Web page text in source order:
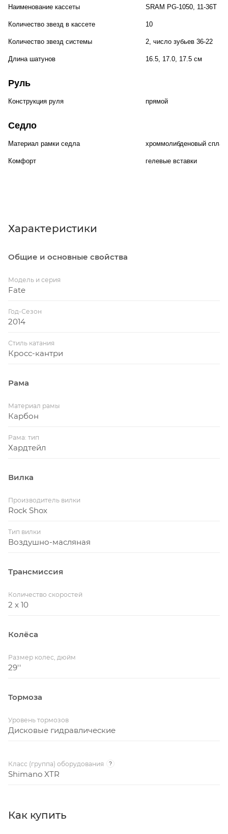
Наименование кассеты SRAM PG-1050, 11-36T
Количество звезд в кассете 10
Количество звезд системы 2, число зубьев 36-22
Длина шатунов 16.5, 17.0, 17.5 см
Руль
Конструкция руля прямой
Седло
Материал рамки седла хроммолибденовый сплав
Комфорт гелевые вставки
Характеристики
Общие и основные свойства
Модель и серия
Fate
Год-Сезон
2014
Стиль катания
Кросс-кантри
Рама
Материал рамы
Карбон
Рама: тип
Хардтейл
Вилка
Производитель вилки
Rock Shox
Тип вилки
Воздушно-масляная
Трансмиссия
Количество скоростей
2 x 10
Колёса
Размер колес, дюйм
29''
Тормоза
Уровень тормозов
Дисковые гидравлические
Класс (группа) оборудования ?
Shimano XTR
Как купить